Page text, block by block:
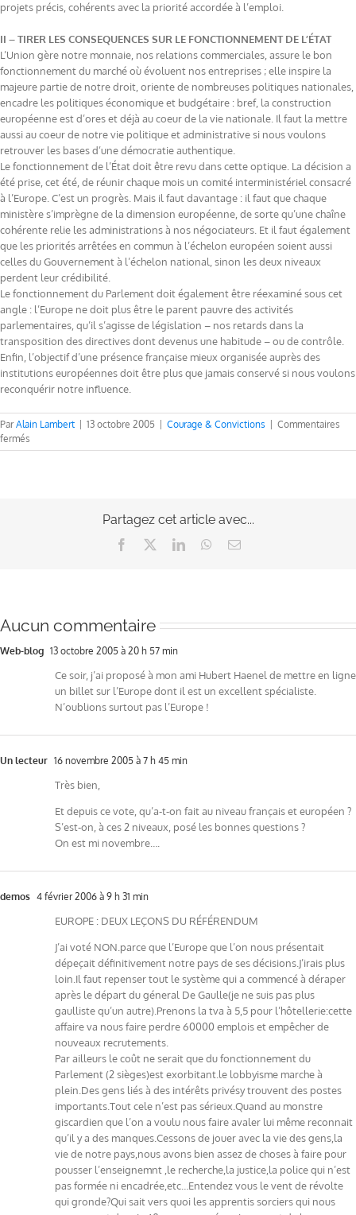
projets précis, cohérents avec la priorité accordée à l’emploi.
II – TIRER LES CONSEQUENCES SUR LE FONCTIONNEMENT DE L’ÉTAT
L’Union gère notre monnaie, nos relations commerciales, assure le bon
fonctionnement du marché où évoluent nos entreprises ; elle inspire la
majeure partie de notre droit, oriente de nombreuses politiques nationales,
encadre les politiques économique et budgétaire : bref, la construction
européenne est d’ores et déjà au coeur de la vie nationale. Il faut la mettre
aussi au coeur de notre vie politique et administrative si nous voulons
retrouver les bases d’une démocratie authentique.
Le fonctionnement de l’État doit être revu dans cette optique. La décision a
été prise, cet été, de réunir chaque mois un comité interministériel consacré
à l’Europe. C’est un progrès. Mais il faut davantage : il faut que chaque
ministère s’imprègne de la dimension européenne, de sorte qu’une chaîne
cohérente relie les administrations à nos négociateurs. Et il faut également
que les priorités arrêtées en commun à l’échelon européen soient aussi
celles du Gouvernement à l’échelon national, sinon les deux niveaux
perdent leur crédibilité.
Le fonctionnement du Parlement doit également être réexaminé sous cet
angle : l’Europe ne doit plus être le parent pauvre des activités
parlementaires, qu’il s’agisse de législation – nos retards dans la
transposition des directives dont devenus une habitude – ou de contrôle.
Enfin, l’objectif d’une présence française mieux organisée auprès des
institutions européennes doit être plus que jamais conservé si nous voulons
reconquérir notre influence.
ParAlain Lambert 13 octobre 2005 Courage & Convictions
Commentaires
fermés
EUROPE
Partagez cet article avec...
Facebook LinkedInWhatsApp
Email
Aucun commentaire
Web-blog 13 octobre 2005 à 20 h 57 min
Ce soir, j’ai proposé à mon ami Hubert Haenel de mettre en ligne
un billet sur l’Europe dont il est un excellent spécialiste.
N’oublions surtout pas l’Europe !
Un lecteur 16 novembre 2005 à 7 h 45 min
Très bien,
Et depuis ce vote, qu’a-t-on fait au niveau français et européen ?
S’est-on, à ces 2 niveaux, posé les bonnes questions ?
On est mi novembre….
demos 4 février 2006 à 9 h 31 min
EUROPE : DEUX LEÇONS DU RÉFÉRENDUM
J’ai voté NON.parce que l’Europe que l’on nous présentait
dépeçait définitivement notre pays de ses décisions.J’irais plus
loin.Il faut repenser tout le système qui a commencé à déraper
après le départ du géneral De Gaulle(je ne suis pas plus
gaulliste qu’un autre).Prenons la tva à 5,5 pour l’hôtellerie:cette
affaire va nous faire perdre 60000 emplois et empêcher de
nouveaux recrutements.
Par ailleurs le coût ne serait que du fonctionnement du
Parlement (2 sièges)est exorbitant.le lobbyisme marche à
plein.Des gens liés à des intérêts privésy trouvent des postes
importants.Tout cele n’est pas sérieux.Quand au monstre
giscardien que l’on a voulu nous faire avaler lui même reconnait
qu’il y a des manques.Cessons de jouer avec la vie des gens,la
vie de notre pays,nous avons bien assez de choses à faire pour
pousser l’enseignemnt ,le recherche,la justice,la police qui n’est
pas formée ni encadrée,etc…Entendez vous le vent de révolte
qui gronde?Qui sait vers quoi les apprentis sorciers qui nous